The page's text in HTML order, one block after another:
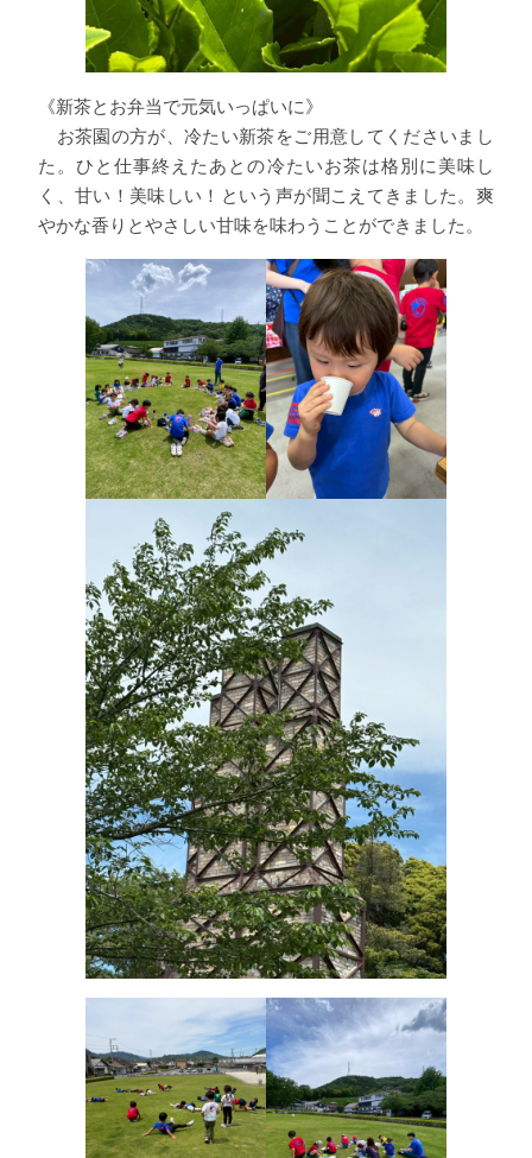
《新茶とお弁当で元気いっぱいに》
お茶園の方が、冷たい新茶をご用意してくださいまし
た。ひと仕事終えたあとの冷たいお茶は格別に美味し
く、甘い！美味しい！という声が聞こえてきました。爽
やかな香りとやさしい甘味を味わうことができました。